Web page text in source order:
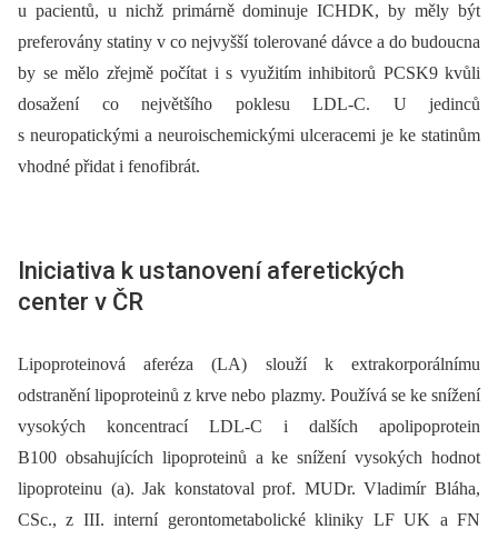
u pacientů, u nichž primárně dominuje ICHDK, by měly být
preferovány statiny v co nejvyšší tolerované dávce a do budoucna
by se mělo zřejmě počítat i s využitím inhibitorů PCSK9 kvůli
dosažení co největšího poklesu LDL-C. U jedinců
s neuropatickými a neuro­ischemickými ulce­racemi je ke statinům
vhodné přidat i fenofibrát.
Iniciativa k ustanovení aferetických
center v ČR
Lipoproteinová aferéza (LA) slouží k extrakorporálnímu
odstranění lipoproteinů z krve nebo plazmy. Používá se ke snížení
vysokých koncentrací LDL-C i dalších apolipoprotein
B100 obsahujících lipoproteinů a ke snížení vysokých hodnot
lipoproteinu (a). Jak konstatoval prof. MUDr. Vladimír Bláha,
CSc., z III. interní gerontometabolické kliniky LF UK a FN